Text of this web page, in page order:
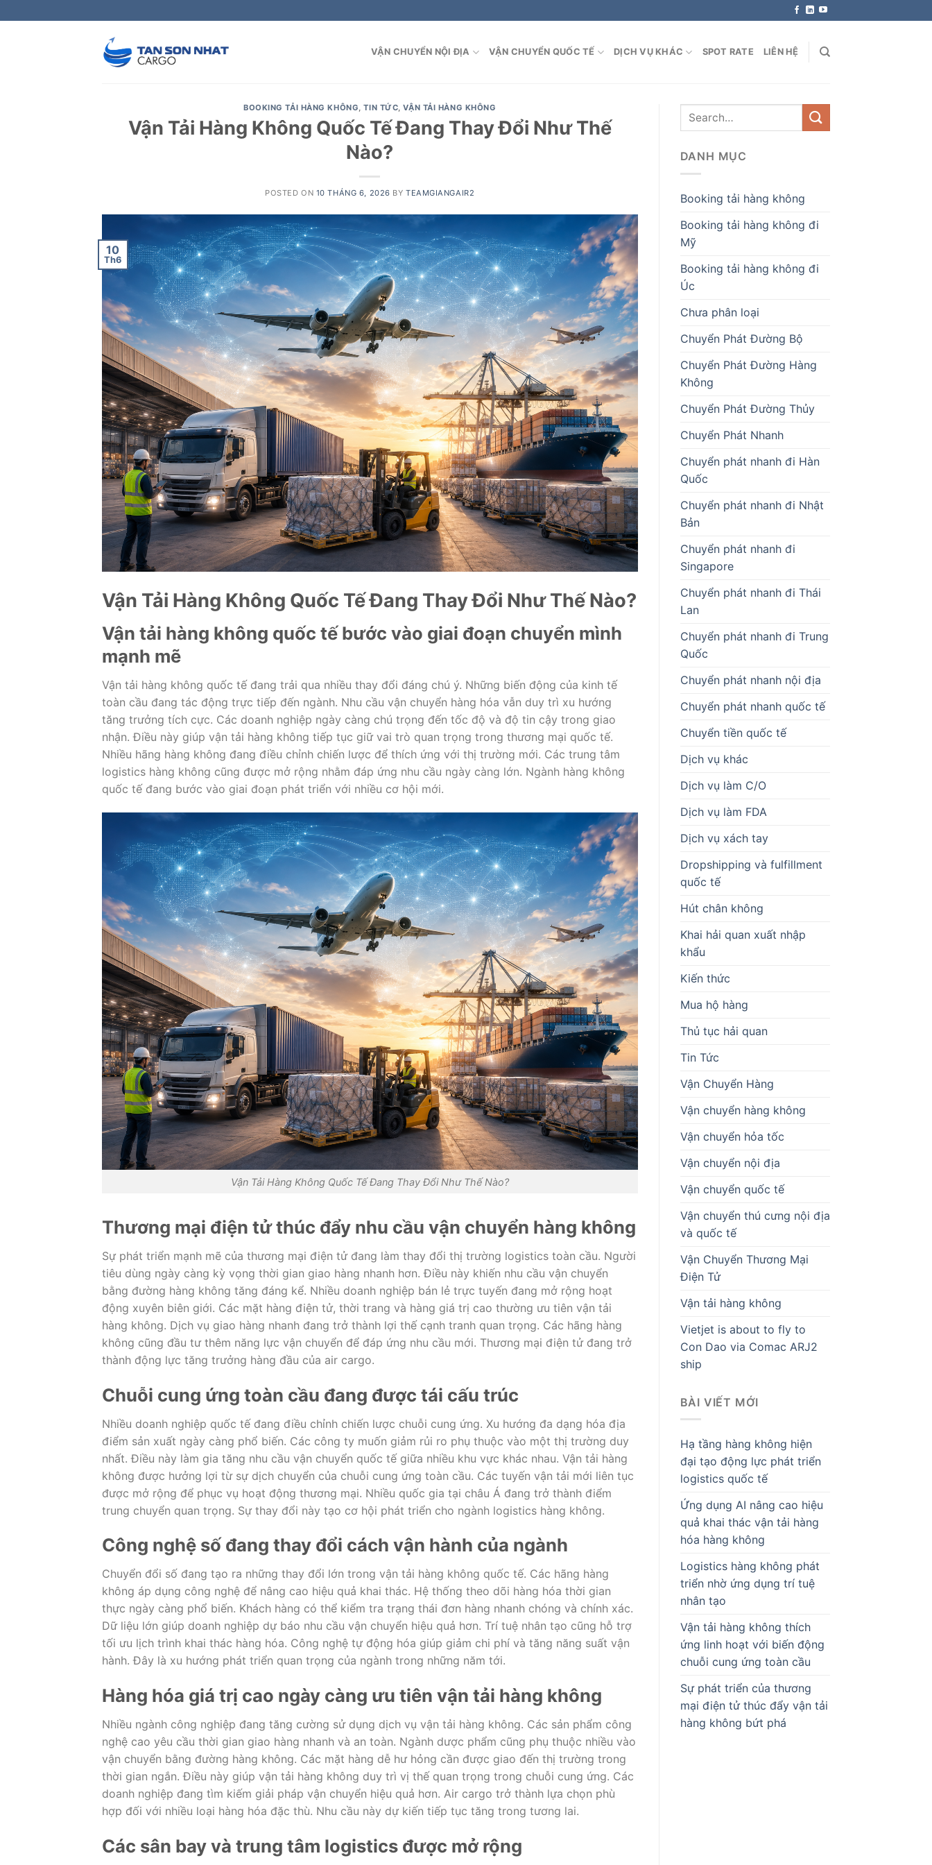
to
VẬN CHUYỂN NỘI ĐỊA VẬN CHUYỂN QUỐC TẾ DỊCH VỤ KHÁC SPOT RATE LIÊN HỆ
BOOKING TẢI HÀNG KHÔNG,TIN TỨC,VẬN TẢI HÀNG KHÔNG
Vận Tải Hàng Không Quốc Tế Đang Thay Đổi Như Thế
Nào?
POSTED ON 10 THÁNG 6, 2026 BYTEAMGIANGAIR2
10
Th6
Vận Tải Hàng Không Quốc Tế Đang Thay Đổi Như Thế Nào?
Vận tải hàng không quốc tế bước vào giai đoạn chuyển mình
mạnh mẽ
Vận tải hàng không quốc tế đang trải qua nhiều thay đổi đáng chú ý. Những biến động của kinh tế
toàn cầu đang tác động trực tiếp đến ngành. Nhu cầu vận chuyển hàng hóa vẫn duy trì xu hướng
tăng trưởng tích cực. Các doanh nghiệp ngày càng chú trọng đến tốc độ và độ tin cậy trong giao
nhận. Điều này giúp vận tải hàng không tiếp tục giữ vai trò quan trọng trong thương mại quốc tế.
Nhiều hãng hàng không đang điều chỉnh chiến lược để thích ứng với thị trường mới. Các trung tâm
logistics hàng không cũng được mở rộng nhằm đáp ứng nhu cầu ngày càng lớn. Ngành hàng không
quốc tế đang bước vào giai đoạn phát triển với nhiều cơ hội mới.
Vận Tải Hàng Không Quốc Tế Đang Thay Đổi Như Thế Nào?
Thương mại điện tử thúc đẩy nhu cầu vận chuyển hàng không
Sự phát triển mạnh mẽ của thương mại điện tử đang làm thay đổi thị trường logistics toàn cầu. Người
tiêu dùng ngày càng kỳ vọng thời gian giao hàng nhanh hơn. Điều này khiến nhu cầu vận chuyển
bằng đường hàng không tăng đáng kể. Nhiều doanh nghiệp bán lẻ trực tuyến đang mở rộng hoạt
động xuyên biên giới. Các mặt hàng điện tử, thời trang và hàng giá trị cao thường ưu tiên vận tải
hàng không. Dịch vụ giao hàng nhanh đang trở thành lợi thế cạnh tranh quan trọng. Các hãng hàng
không cũng đầu tư thêm năng lực vận chuyển để đáp ứng nhu cầu mới. Thương mại điện tử đang trở
thành động lực tăng trưởng hàng đầu của air cargo.
Chuỗi cung ứng toàn cầu đang được tái cấu trúc
Nhiều doanh nghiệp quốc tế đang điều chỉnh chiến lược chuỗi cung ứng. Xu hướng đa dạng hóa địa
điểm sản xuất ngày càng phổ biến. Các công ty muốn giảm rủi ro phụ thuộc vào một thị trường duy
nhất. Điều này làm gia tăng nhu cầu vận chuyển quốc tế giữa nhiều khu vực khác nhau. Vận tải hàng
không được hưởng lợi từ sự dịch chuyển của chuỗi cung ứng toàn cầu. Các tuyến vận tải mới liên tục
được mở rộng để phục vụ hoạt động thương mại. Nhiều quốc gia tại châu Á đang trở thành điểm
trung chuyển quan trọng. Sự thay đổi này tạo cơ hội phát triển cho ngành logistics hàng không.
Công nghệ số đang thay đổi cách vận hành của ngành
Chuyển đổi số đang tạo ra những thay đổi lớn trong vận tải hàng không quốc tế. Các hãng hàng
không áp dụng công nghệ để nâng cao hiệu quả khai thác. Hệ thống theo dõi hàng hóa thời gian
thực ngày càng phổ biến. Khách hàng có thể kiểm tra trạng thái đơn hàng nhanh chóng và chính xác.
Dữ liệu lớn giúp doanh nghiệp dự báo nhu cầu vận chuyển hiệu quả hơn. Trí tuệ nhân tạo cũng hỗ trợ
tối ưu lịch trình khai thác hàng hóa. Công nghệ tự động hóa giúp giảm chi phí và tăng năng suất vận
hành. Đây là xu hướng phát triển quan trọng của ngành trong những năm tới.
Hàng hóa giá trị cao ngày càng ưu tiên vận tải hàng không
Nhiều ngành công nghiệp đang tăng cường sử dụng dịch vụ vận tải hàng không. Các sản phẩm công
nghệ cao yêu cầu thời gian giao hàng nhanh và an toàn. Ngành dược phẩm cũng phụ thuộc nhiều vào
vận chuyển bằng đường hàng không. Các mặt hàng dễ hư hỏng cần được giao đến thị trường trong
thời gian ngắn. Điều này giúp vận tải hàng không duy trì vị thế quan trọng trong chuỗi cung ứng. Các
doanh nghiệp đang tìm kiếm giải pháp vận chuyển hiệu quả hơn. Air cargo trở thành lựa chọn phù
hợp đối với nhiều loại hàng hóa đặc thù. Nhu cầu này dự kiến tiếp tục tăng trong tương lai.
Các sân bay và trung tâm logistics được mở rộng
DANH MỤC
Booking tải hàng không
Booking tải hàng không đi
Mỹ
Booking tải hàng không đi
Úc
Chưa phân loại
Chuyển Phát Đường Bộ
Chuyển Phát Đường Hàng
Không
Chuyển Phát Đường Thủy
Chuyển Phát Nhanh
Chuyển phát nhanh đi Hàn
Quốc
Chuyển phát nhanh đi Nhật
Bản
Chuyển phát nhanh đi
Singapore
Chuyển phát nhanh đi Thái
Lan
Chuyển phát nhanh đi Trung
Quốc
Chuyển phát nhanh nội địa
Chuyển phát nhanh quốc tế
Chuyển tiền quốc tế
Dịch vụ khác
Dịch vụ làm C/O
Dịch vụ làm FDA
Dịch vụ xách tay
Dropshipping và fulfillment
quốc tế
Hút chân không
Khai hải quan xuất nhập
khẩu
Kiến thức
Mua hộ hàng
Thủ tục hải quan
Tin Tức
Vận Chuyển Hàng
Vận chuyển hàng không
Vận chuyển hỏa tốc
Vận chuyển nội địa
Vận chuyển quốc tế
Vận chuyển thú cưng nội địa
và quốc tế
Vận Chuyển Thương Mại
Điện Tử
Vận tải hàng không
Vietjet is about to fly to
Con Dao via Comac ARJ2
ship
BÀI VIẾT MỚI
Hạ tầng hàng không hiện
đại tạo động lực phát triển
logistics quốc tế
Ứng dụng AI nâng cao hiệu
quả khai thác vận tải hàng
hóa hàng không
Logistics hàng không phát
triển nhờ ứng dụng trí tuệ
nhân tạo
Vận tải hàng không thích
ứng linh hoạt với biến động
chuỗi cung ứng toàn cầu
Sự phát triển của thương
mại điện tử thúc đẩy vận tải
hàng không bứt phá